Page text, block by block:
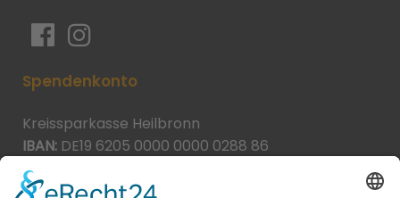
Spendenkonto
Kreissparkasse Heilbronn
IBAN: DE19 6205 0000 0000 0288 86
BIC: